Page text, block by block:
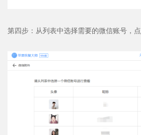
第四步：从列表中选择需要的微信账号，点